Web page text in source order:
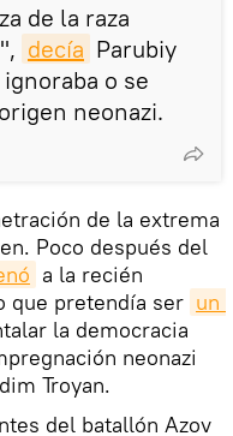
de la raza
decía Parubiy
o se
neonazi.
de la extrema
Poco después del
a la recién
que pretendía ser un
la democracia
neonazi
Troyan.
del batallón Azov